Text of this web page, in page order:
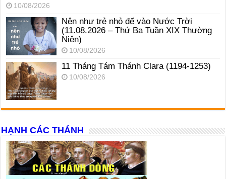
10/08/2026
Nên như trẻ nhỏ để vào Nước Trời
(11.08.2026 – Thứ Ba Tuần XIX Thường
Niên)
10/08/2026
11 Tháng Tám Thánh Clara (1194-1253)
10/08/2026
HẠNH CÁC THÁNH